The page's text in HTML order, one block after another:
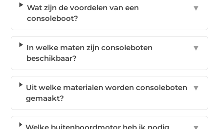
Wat zijn de voordelen van een
consoleboot?
▼
In welke maten zijn consoleboten
beschikbaar?
▼
Uit welke materialen worden consoleboten
gemaakt?
▼